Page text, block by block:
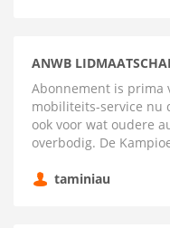
ANWB
Abonnement is prima
mobiliteits-service nu
ook voor wat oudere
overbodig. De
taminiau